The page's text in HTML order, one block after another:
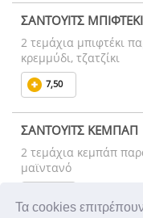
Τα cookies
ΣΑΝΤΟΥΙΤΣ ΜΠΙΦΤΕΚΙ
2 τεμάχια μπιφτέκι
κρεμμύδι, τζατζίκι
7,50
ΣΑΝΤΟΥΙΤΣ ΚΕΜΠΑΠ
2 τεμάχια κεμπάπ
μαϊντανό